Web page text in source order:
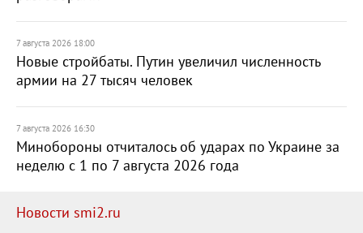
7 августа 2026 18:00
Новые стройбаты. Путин увеличил численность
армии на 27 тысяч человек
7 августа 2026 16:30
Минобороны отчиталось об ударах по Украине за
неделю с 1 по 7 августа 2026 года
Новости smi2.ru